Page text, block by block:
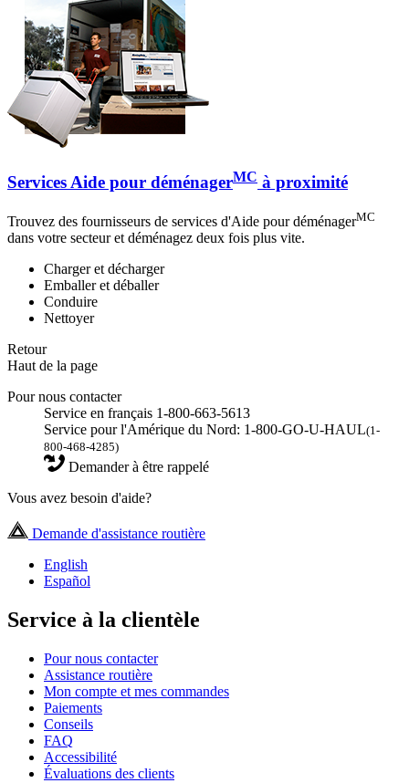
Services Aide pour déménagerMC à proximité
Trouvez des fournisseurs de services d'Aide pour déménagerMC
dans votre secteur et déménagez deux fois plus vite.
Charger et décharger
Emballer et déballer
Conduire
Nettoyer
Retour
Haut de la page
Pour nous contacter
Service en français 1-800-663-5613
Service pour l'Amérique du Nord: 1-800-GO-U-HAUL(1-
800-468-4285)
Demander à être rappelé
Vous avez besoin d'aide?
Demande d'assistance routière
English
Español
Service à la clientèle
Pour nous contacter
Assistance routière
Mon compte et mes commandes
Paiements
Conseils
FAQ
Accessibilité
Évaluations des clients